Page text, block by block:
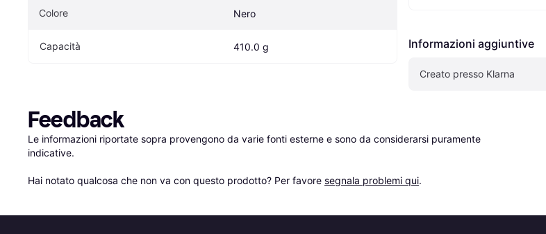
Colore Nero
Capacità 410.0 g Informazioni aggiuntive
Creato presso Klarna
Feedback
Le informazioni riportate sopra provengono da varie fonti esterne e sono da considerarsi puramente
indicative.
Hai notato qualcosa che non va con questo prodotto? Per favore segnala problemi qui.